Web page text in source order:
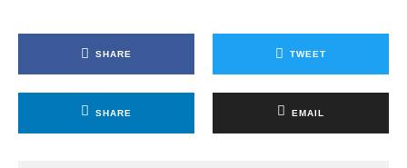
SHARE TWEET
SHARE EMAIL